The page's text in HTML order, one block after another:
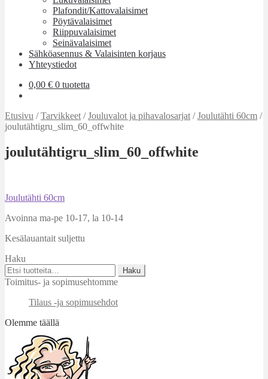
Plafondit/Kattovalaisimet
Pöytävalaisimet
Riippuvalaisimet
Seinävalaisimet
Sähköasennus & Valaisinten korjaus
Yhteystiedot
0,00 € 0 tuotetta
Etusivu /Tarvikkeet /Jouluvalot ja pihavalosarjat /Joulutähti 60cm /
joulutähtigru_slim_60_offwhite
joulutähtigru_slim_60_offwhite
Artikkelien
selaus
Edellinen
Joulutähti 60cm
Avoinna ma-pe 10-17, la 10-14
Kesälauantait suljettu
Haku
Etsi:
Haku
Toimitus- ja sopimusehtomme
Tilaus -ja sopimusehdot
Olemme täällä